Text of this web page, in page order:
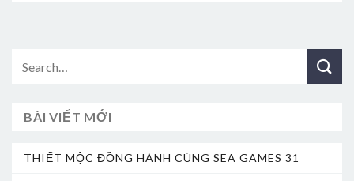
BÀI VIẾT MỚI
THIẾT MỘC ĐỒNG HÀNH CÙNG SEA GAMES 31